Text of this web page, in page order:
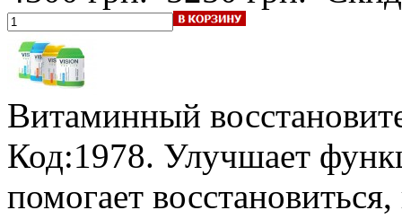
Витаминный
Код:1978. Улучшает
помогает